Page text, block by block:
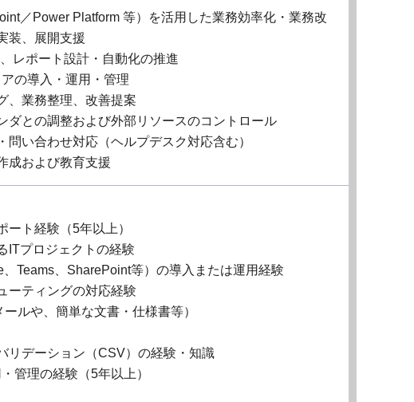
／Power Platform 等）を活用した業務効率化・業務改
装、展開支援
レポート設計・自動化の推進
アの導入・運用・管理
、業務整理、改善提案
ダとの調整および外部リソースのコントロール
問い合わせ対応（ヘルプデスク対応含む）
成および教育支援
ート経験（5年以上）
ITプロジェクトの経験
Teams、SharePoint等）の導入または運用経験
ーティングの対応経験
ルや、簡単な文書・仕様書等）
リデーション（CSV）の経験・知識
管理の経験（5年以上）